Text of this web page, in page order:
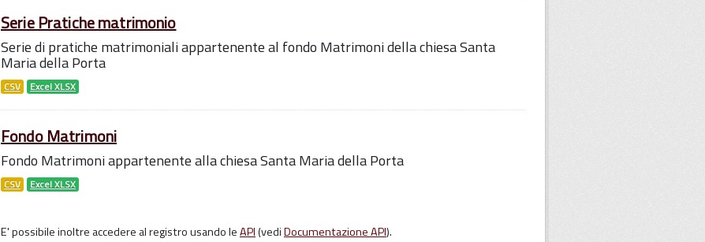
Serie Pratiche matrimonio
Serie di pratiche matrimoniali appartenente al fondo Matrimoni della chiesa Santa
Maria della Porta
CSV Excel XLSX
Fondo Matrimoni
Fondo Matrimoni appartenente alla chiesa Santa Maria della Porta
CSV Excel XLSX
E' possibile inoltre accedere al registro usando leAPI(vediDocumentazione API).